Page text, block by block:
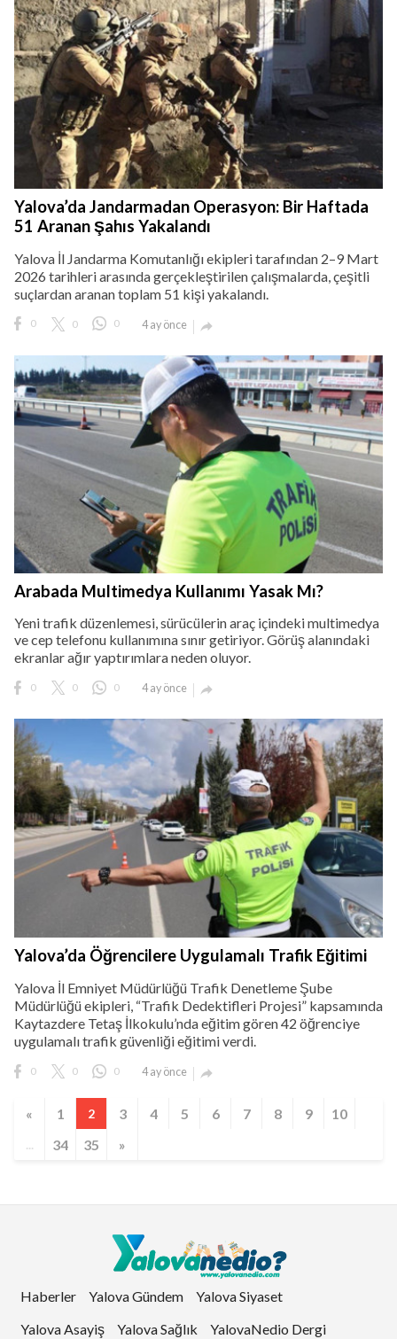
Yalova’da Jandarmadan Operasyon: Bir Haftada
51 Aranan Şahıs Yakalandı
Yalova İl Jandarma Komutanlığı ekipleri tarafından 2–9 Mart
2026 tarihleri arasında gerçekleştirilen çalışmalarda, çeşitli
suçlardan aranan toplam 51 kişi yakalandı.
0 0 0 4 ay önce 
Arabada Multimedya Kullanımı Yasak Mı?
Yeni trafik düzenlemesi, sürücülerin araç içindeki multimedya
ve cep telefonu kullanımına sınır getiriyor. Görüş alanındaki
ekranlar ağır yaptırımlara neden oluyor.
0 0 0 4 ay önce 
Yalova’da Öğrencilere Uygulamalı Trafik Eğitimi
Yalova İl Emniyet Müdürlüğü Trafik Denetleme Şube
Müdürlüğü ekipleri, “Trafik Dedektifleri Projesi” kapsamında
Kaytazdere Tetaş İlkokulu’nda eğitim gören 42 öğrenciye
uygulamalı trafik güvenliği eğitimi verdi.
0 0 0 4 ay önce 
« 1 2 3 4 5 6 7 8 9 10
... 34 35 »
Haberler Yalova Gündem
Yalova Siyaset
Yalova Asayiş
Yalova Sağlık YalovaNedio Dergi